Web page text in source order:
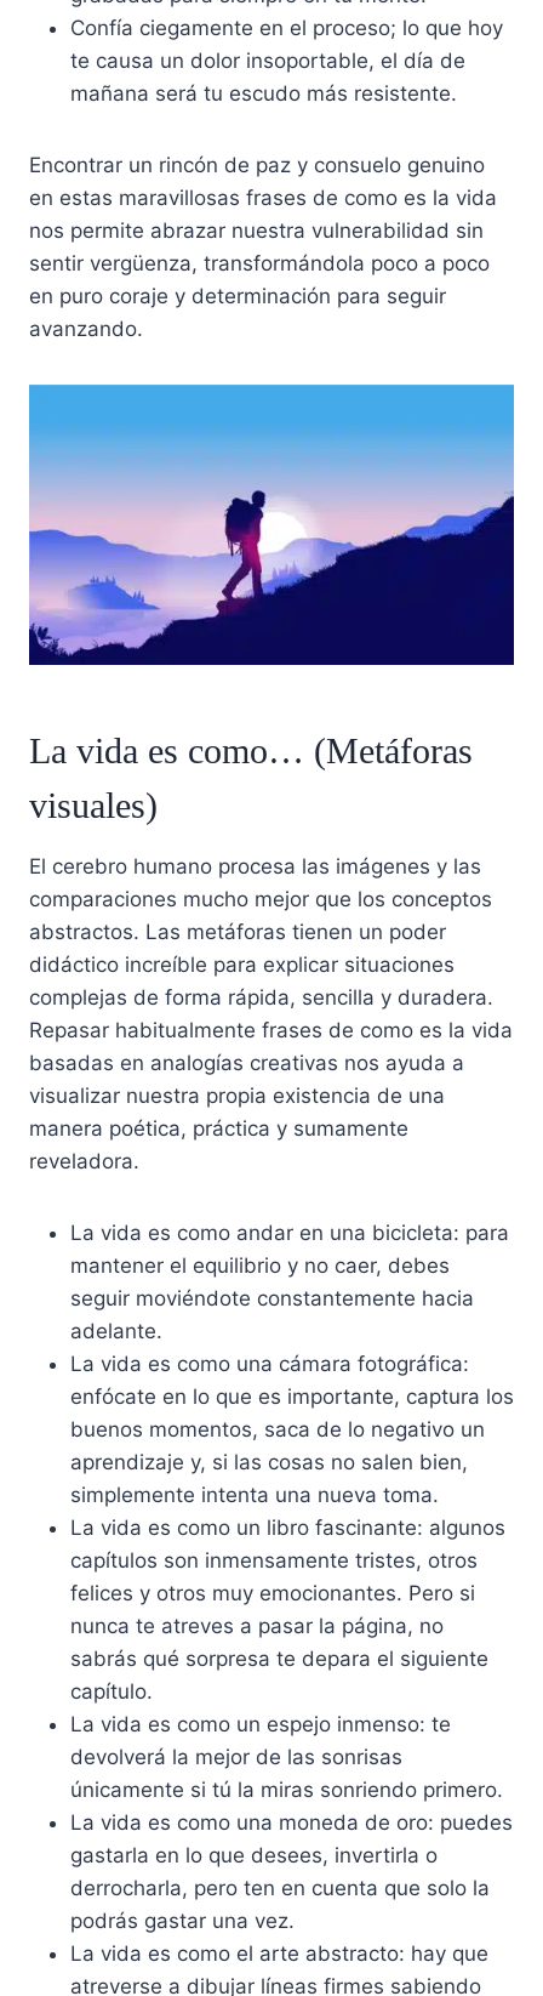
Confía ciegamente en el proceso; lo que hoy
te causa un dolor insoportable, el día de
mañana será tu escudo más resistente.
Encontrar un rincón de paz y consuelo genuino
en estas maravillosas frases de como es la vida
nos permite abrazar nuestra vulnerabilidad sin
sentir vergüenza, transformándola poco a poco
en puro coraje y determinación para seguir
avanzando.
La vida es como… (Metáforas
visuales)
El cerebro humano procesa las imágenes y las
comparaciones mucho mejor que los conceptos
abstractos. Las metáforas tienen un poder
didáctico increíble para explicar situaciones
complejas de forma rápida, sencilla y duradera.
Repasar habitualmente frases de como es la vida
basadas en analogías creativas nos ayuda a
visualizar nuestra propia existencia de una
manera poética, práctica y sumamente
reveladora.
La vida es como andar en una bicicleta: para
mantener el equilibrio y no caer, debes
seguir moviéndote constantemente hacia
adelante.
La vida es como una cámara fotográfica:
enfócate en lo que es importante, captura los
buenos momentos, saca de lo negativo un
aprendizaje y, si las cosas no salen bien,
simplemente intenta una nueva toma.
La vida es como un libro fascinante: algunos
capítulos son inmensamente tristes, otros
felices y otros muy emocionantes. Pero si
nunca te atreves a pasar la página, no
sabrás qué sorpresa te depara el siguiente
capítulo.
La vida es como un espejo inmenso: te
devolverá la mejor de las sonrisas
únicamente si tú la miras sonriendo primero.
La vida es como una moneda de oro: puedes
gastarla en lo que desees, invertirla o
derrocharla, pero ten en cuenta que solo la
podrás gastar una vez.
La vida es como el arte abstracto: hay que
atreverse a dibujar líneas firmes sabiendo